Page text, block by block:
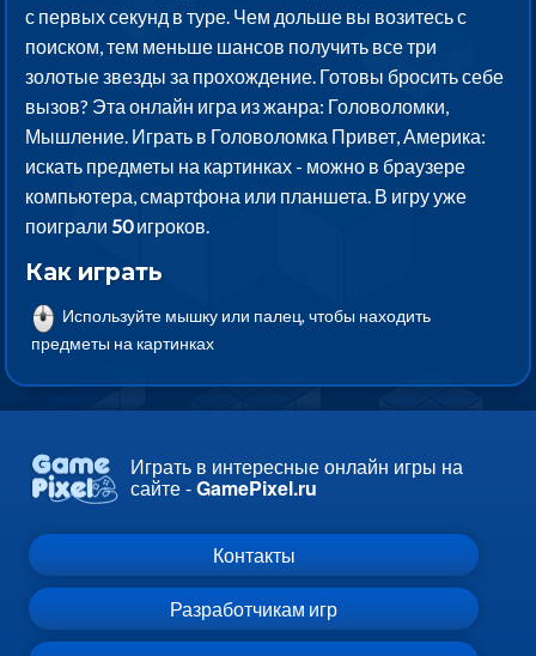
с первых секунд в туре. Чем дольше вы возитесь с
поиском, тем меньше шансов получить все три
золотые звезды за прохождение. Готовы бросить себе
вызов? Эта онлайн игра из жанра: Головоломки,
Мышление. Играть в Головоломка Привет, Америка:
искать предметы на картинках - можно в браузере
компьютера, смартфона или планшета. В игру уже
поиграли50игроков.
Как играть
Используйте мышку или палец, чтобы находить
предметы на картинках
Играть в интересные онлайн игры на
сайте -GamePixel.ru
Контакты
Разработчикам игр